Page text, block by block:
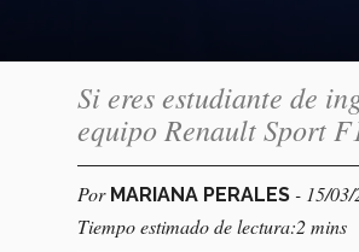
Si eres estudiante de
equipo Renault Sport
Por MARIANA PERALES - 15/03/
Tiempo estimado de lectura:2 mins